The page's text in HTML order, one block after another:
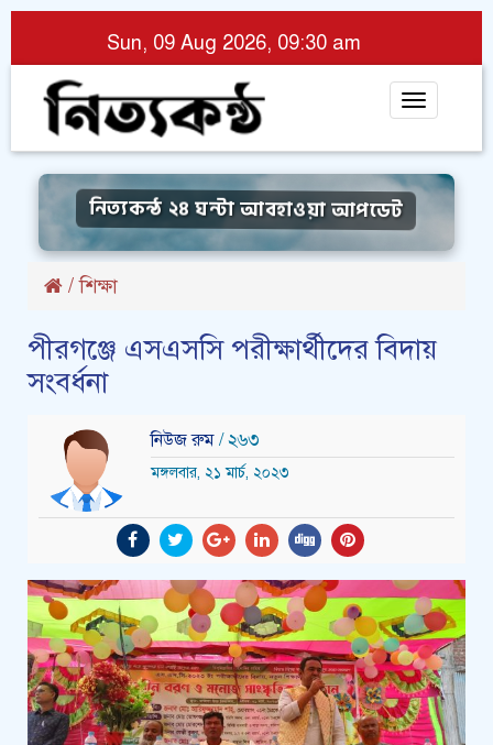
Sun, 09 Aug 2026, 09:30 am
Toggle
নিত্যকন্ঠ ২৪ ঘন্টা আবহাওয়া আপডেট
/শিক্ষা
পীরগঞ্জে এসএসসি পরীক্ষার্থীদের বিদায়
সংবর্ধনা
নিউজ রুম / ২৬৩
মঙ্গলবার, ২১ মার্চ, ২০২৩